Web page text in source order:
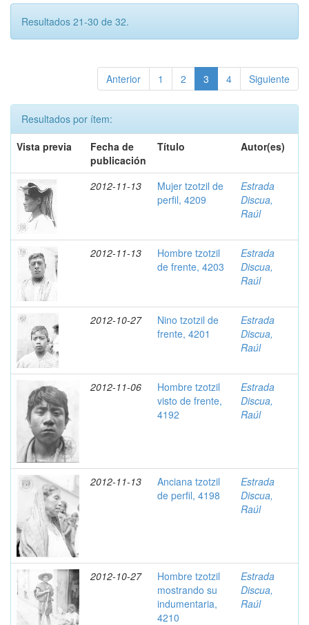
Resultados 21-30 de 32.
Anterior 1 2 3 4 Siguiente
Resultados por ítem:
Vista previa
Fecha de
publicación
Título Autor(es)
2012-11-13
Mujer tzotzil de
perfil, 4209
Estrada
Discua,
Raúl
2012-11-13
Hombre tzotzil
de frente, 4203
Estrada
Discua,
Raúl
2012-10-27
Nino tzotzil de
frente, 4201
Estrada
Discua,
Raúl
2012-11-06
Hombre tzotzil
visto de frente,
4192
Estrada
Discua,
Raúl
2012-11-13
Anciana tzotzil
de perfil, 4198
Estrada
Discua,
Raúl
2012-10-27
Hombre tzotzil
mostrando su
indumentaria,
4210
Estrada
Discua,
Raúl